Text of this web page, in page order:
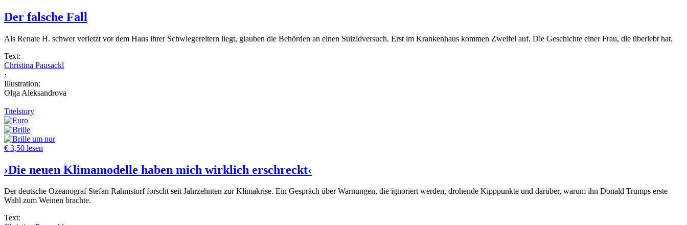
Der falsche Fall
Als Renate H. schwer verletzt vor dem Haus ihrer Schwiegereltern liegt, glauben die Behörden an einen Suizidversuch. Erst im Krankenhaus kommen Zweifel auf. Die Geschichte einer Frau, die überlebt hat.
Text:
Christina Pausackl
·
Illustration:
Olga Aleksandrova
Titelstory
um nur
€ 3,50 lesen
›Die neuen Klimamodelle haben mich wirklich erschreckt‹
Der deutsche Ozeanograf Stefan Rahmstorf forscht seit Jahrzehnten zur Klimakrise. Ein Gespräch über Warnungen, die ignoriert werden, drohende Kipppunkte und darüber, warum ihn Donald Trumps erste
Wahl zum Weinen brachte.
Text: